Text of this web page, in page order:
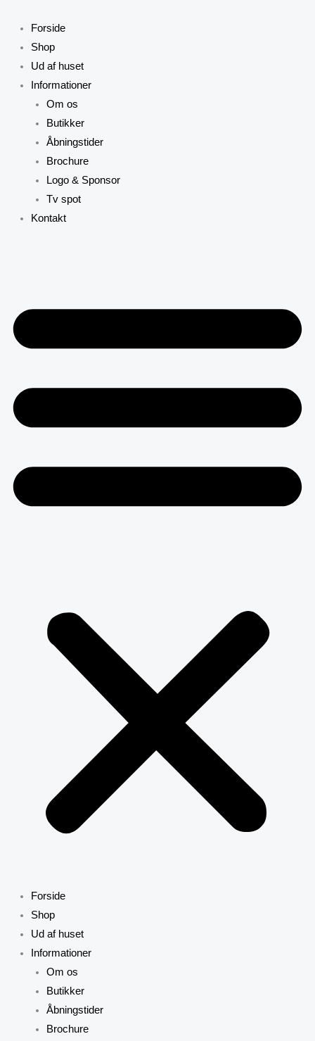
indholdet
Forside
Shop
Ud af huset
Informationer
Om os
Butikker
Åbningstider
Brochure
Logo & Sponsor
Tv spot
Kontakt
Forside
Shop
Ud af huset
Informationer
Om os
Butikker
Åbningstider
Brochure